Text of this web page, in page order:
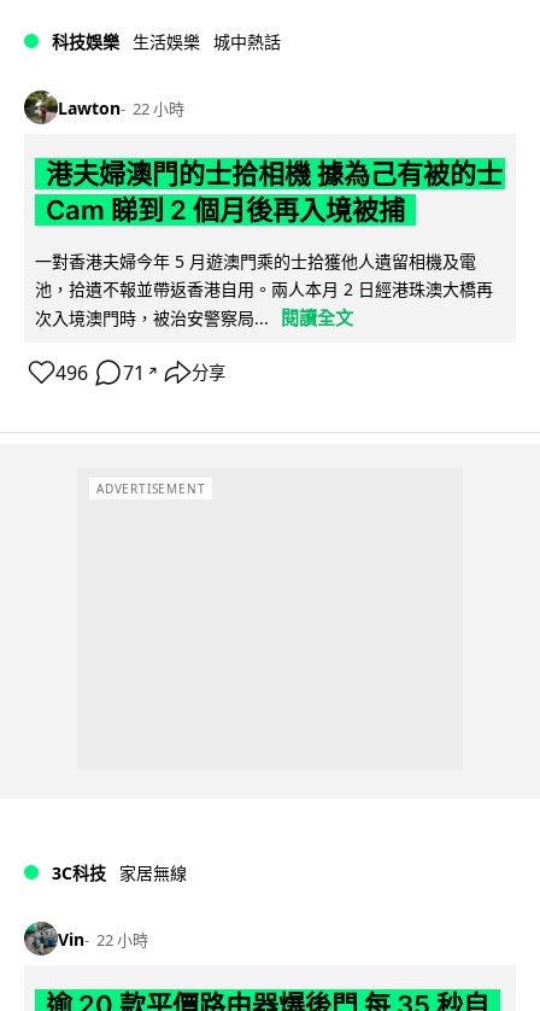
科技娛樂 生活娛樂 城中熱話
Lawton 22 小時
港夫婦澳門的士拾相機 據為己有被的士
Cam 睇到 2 個月後再入境被捕
一對香港夫婦今年 5 月遊澳門乘的士拾獲他人遺留相機及電
池，拾遺不報並帶返香港自用。兩人本月 2 日經港珠澳大橋再
次入境澳門時，被治安警察局...
閱讀全文
496 71 ↗ 分享
ADVERTISEMENT
3C科技 家居無線
Vin 22 小時